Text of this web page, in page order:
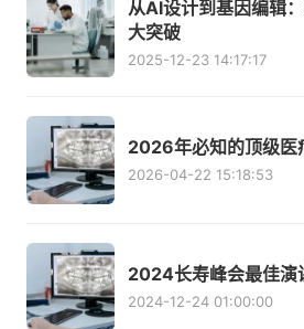
从AI设计到基因编辑
大突破
2025-12-23 14:17:17
2026年必知的顶级医
2026-04-22 15:18:53
2024长寿峰会最佳演
2024-12-24 01:00:00